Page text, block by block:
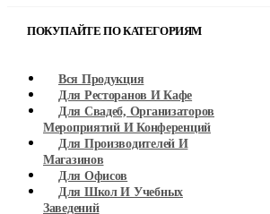
ПОКУПАЙТЕ ПО КАТЕГОРИЯМ
Вся Продукция
Для Ресторанов И Кафе
Для Свадеб, Организаторов
Мероприятий И Конференций
Для Производителей И
Магазинов
Для Офисов
Для Школ И Учебных
Заведений